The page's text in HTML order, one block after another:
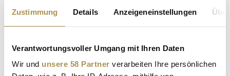
Zustimmung Details Anzeigeneinstellungen
Verantwortungsvoller Umgang mit Ihren Daten
Wir und unsere 58 Partner verarbeiten Ihre persönlichen
SUCHEN